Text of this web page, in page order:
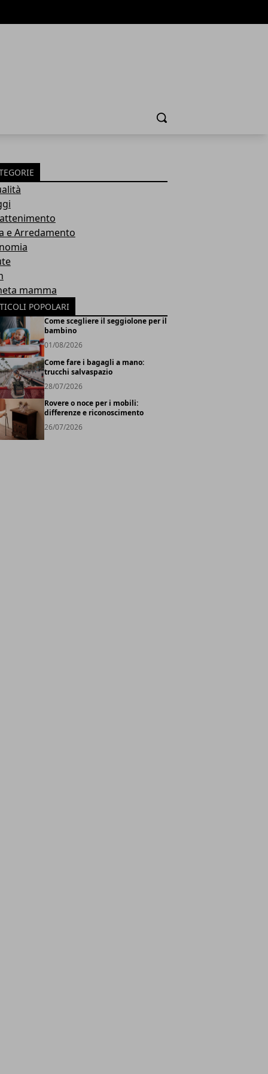
Cerca
e Arredamento
mamma
POPOLARI
Come scegliere il seggiolone per il
bambino
01/08/2026
Come fare i bagagli a mano:
trucchi salvaspazio
28/07/2026
Rovere o noce per i mobili:
differenze e riconoscimento
26/07/2026